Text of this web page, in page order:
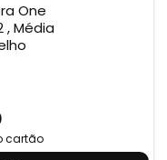
One
, Média
cartão